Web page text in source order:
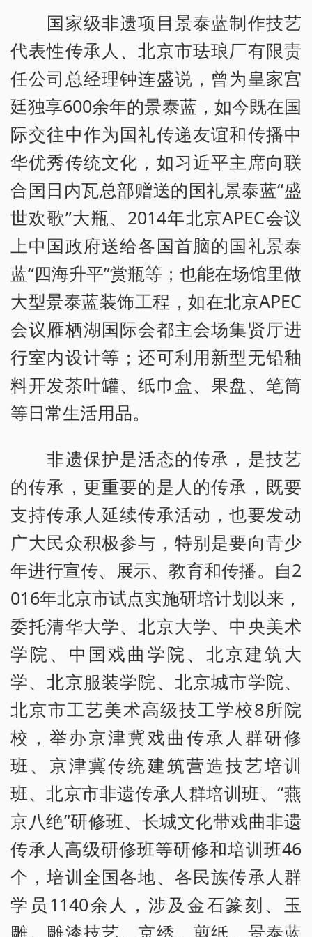
国家级非遗项目景泰蓝制作技艺
代表性传承人、北京市珐琅厂有限责
任公司总经理钟连盛说，曾为皇家宫
廷独享600余年的景泰蓝，如今既在国
际交往中作为国礼传递友谊和传播中
华优秀传统文化，如习近平主席向联
合国日内瓦总部赠送的国礼景泰蓝“盛
世欢歌”大瓶、2014年北京APEC会议
上中国政府送给各国首脑的国礼景泰
蓝“四海升平”赏瓶等；也能在场馆里做
大型景泰蓝装饰工程，如在北京APEC
会议雁栖湖国际会都主会场集贤厅进
行室内设计等；还可利用新型无铅釉
料开发茶叶罐、纸巾盒、果盘、笔筒
等日常生活用品。
非遗保护是活态的传承，是技艺
的传承，更重要的是人的传承，既要
支持传承人延续传承活动，也要发动
广大民众积极参与，特别是要向青少
年进行宣传、展示、教育和传播。自2
016年北京市试点实施研培计划以来，
委托清华大学、北京大学、中央美术
学院、中国戏曲学院、北京建筑大
学、北京服装学院、北京城市学院、
北京市工艺美术高级技工学校8所院
校，举办京津冀戏曲传承人群研修
班、京津冀传统建筑营造技艺培训
班、北京市非遗传承人群培训班、“燕
京八绝”研修班、长城文化带戏曲非遗
传承人高级研修班等研修和培训班46
个，培训全国各地、各民族传承人群
学员1140余人，涉及金石篆刻、玉
雕、雕漆技艺、京绣、剪纸、景泰蓝